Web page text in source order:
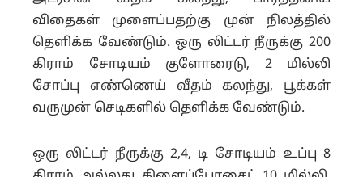
விதைகள் முளைப்பதற்கு முன் நிலத்தில்
தெளிக்க வேண்டும். ஒரு லிட்டர் நீருக்கு 200
கிராம் சோடியம் குளோரைடு, 2 மில்லி
சோப்பு எண்ணெய் வீதம் கலந்து, பூக்கள்
வருமுன் செடிகளில் தெளிக்க வேண்டும்.
ஒரு லிட்டர் நீருக்கு 2,4, டி சோடியம் உப்பு 8